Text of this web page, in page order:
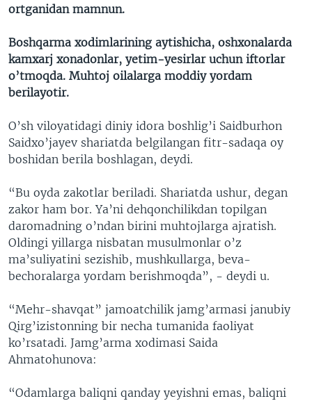
ortganidan mamnun.
Boshqarma xodimlarining aytishicha, oshxonalarda
kamxarj xonadonlar, yetim-yesirlar uchun iftorlar
o’tmoqda. Muhtoj oilalarga moddiy yordam
berilayotir.
O’sh viloyatidagi diniy idora boshlig’i Saidburhon
Saidxo’jayev shariatda belgilangan fitr-sadaqa oy
boshidan berila boshlagan, deydi.
“Bu oyda zakotlar beriladi. Shariatda ushur, degan
zakor ham bor. Ya’ni dehqonchilikdan topilgan
daromadning o’ndan birini muhtojlarga ajratish.
Oldingi yillarga nisbatan musulmonlar o’z
ma’suliyatini sezishib, mushkullarga, beva-
bechoralarga yordam berishmoqda”, - deydi u.
“Mehr-shavqat” jamoatchilik jamg’armasi janubiy
Qirg’izistonning bir necha tumanida faoliyat
ko’rsatadi. Jamg’arma xodimasi Saida
Ahmatohunova:
“Odamlarga baliqni qanday yeyishni emas, baliqni